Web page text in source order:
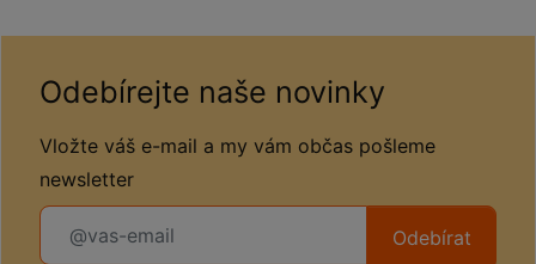
Odebírejte naše novinky
Vložte váš e-mail a my vám občas pošleme
newsletter
Odebírat